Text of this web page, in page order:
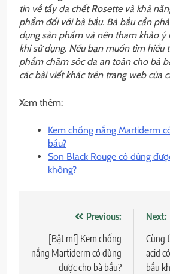
tin về tẩy da chết Rosette và khả
phẩm đối với bà bầu. Bà bầu cần
dụng sản phẩm và nên tham khảo ý
khi sử dụng. Nếu bạn muốn tìm hiểu
phẩm chăm sóc da an toàn cho bà
các bài viết khác trên trang web của
Xem thêm:
Kem chống nắng Martiderm
bầu?
Son Black Rouge có dùng
không?
hướng
bài
Previous:
[Bật mí] Kem chống
nắng Martiderm có dùng
được cho bà bầu?
Next:
Cùng
acid
bầu